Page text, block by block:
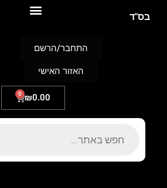
בס"ד
₪0.00
0
התחבר/הרשם
האזור האישי